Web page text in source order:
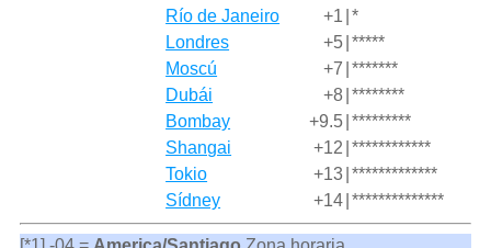
Río de Janeiro
+1 *
Londres
+5 *****
Moscú
+7 *******
Dubái
+8 ********
Bombay
+9.5 *********
Shangai
+12 ************
Tokio
+13 *************
Sídney
+14 **************